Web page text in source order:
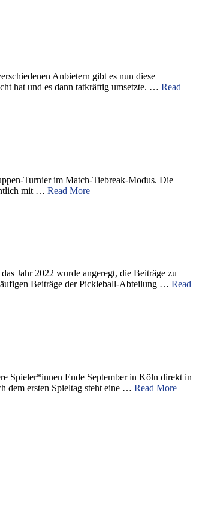
Anbietern gibt es nun diese
hat und es dann tatkräftig umsetzte. … Read
Turnier im Match-Tiebreak-Modus. Die
mit … Read More
Jahr 2022 wurde angeregt, die Beiträge zu
Beiträge der Pickleball-Abteilung … Read
Spieler*innen Ende September in Köln direkt in
dem ersten Spieltag steht eine … Read More